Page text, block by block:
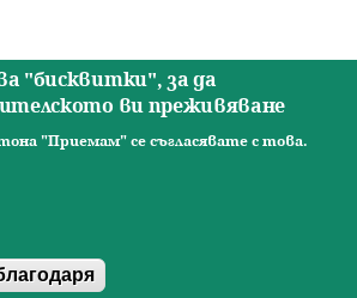
Видео Ресурси За нас
Екип
Контакти
"бисквитки", за да
ви преживяване
"Приемам" се съгласявате с това.